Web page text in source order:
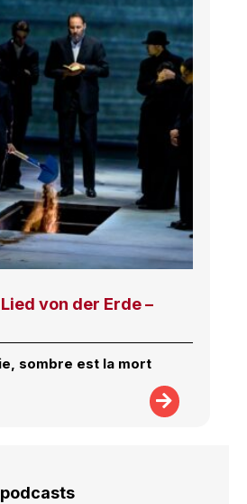
von der Erde –
sombre est la mort